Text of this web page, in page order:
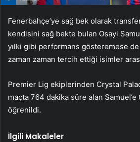
Fenerbahçe’ye sağ bek olarak
kendisini sağ bekte bulan Osayi
yılki gibi performans gösteremese de
zaman zaman tercih ettiği isimler
Premier Lig ekiplerinden Crystal
maçta 764 dakika süre alan
öğrenildi.
İlgili Makaleler